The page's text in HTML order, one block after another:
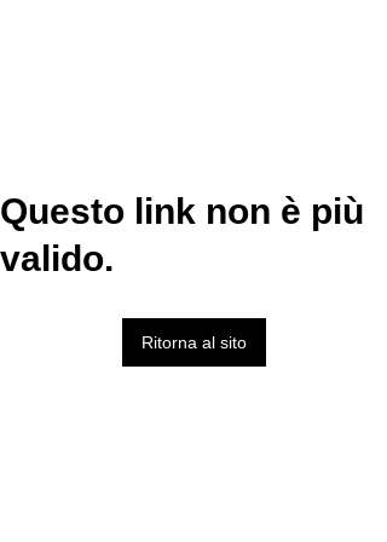
Questo link non è più
valido.
Ritorna al sito